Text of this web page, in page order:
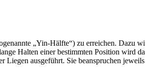
„Yin-Hälfte“) zu erreichen. Dazu
Halten einer bestimmten Position wird
ausgeführt. Sie beanspruchen